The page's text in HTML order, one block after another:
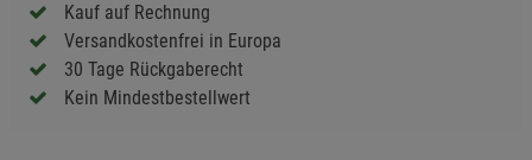
Kauf auf Rechnung
Versandkostenfrei in Europa
30 Tage Rückgaberecht
Kein Mindestbestellwert